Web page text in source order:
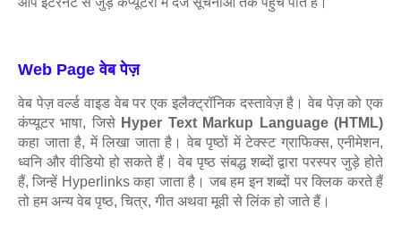
Web Page वेब पेज़
वेब पेज़ वर्ल्ड वाइड वेब पर एक इलैक्ट्रॉनिक दस्तावेज़ है। वेब पेज़ को एक
कंप्यूटर भाषा, जिसे Hyper Text Markup Language (HTML)
कहा जाता है, में लिखा जाता है। वेब पृष्ठों में टेक्स्ट ग्राफिक्स, एनीमेशन,
ध्वनि और वीडियो हो सकते हैं। वेब पृष्ठ संबद्ध शब्दों द्वारा परस्पर जुड़े होते
हैं, जिन्हें Hyperlinks कहा जाता है। जब हम इन शब्दों पर क्लिक करते हैं
तो हम अन्य वेब पृष्ठ, चित्र, गीत अथवा मूवी से लिंक हो जाते हैं।